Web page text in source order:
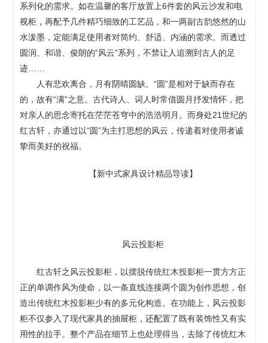
系列化的需求。如在温馨的客厅放置上6件套的风云沙发和电
视柜，再配予几件精巧细致的工艺品，和一两副古韵悠然的山
水泼墨，定能满足使用者对简约、舒适、内涵的需求。而透过
圆润、和谐、俊朗的“风云”系列，不禁让人追溯到古人的足
迹……
人有悲欢离合，月有阴晴圆缺。“圆”是相对于缺而存在
的，故有“满”之意。古代诗人、词人时常借圆月抒发情怀，把
对亲人的思念寄托在茫茫苍穹中的浩浩明月。而身处21世纪的
红古轩，亦通过以“圆”为主打思想的风云，传递着对使用者诚
挚而美好的祝福。
【新中式家具设计精品导读】
风云投影柜
红古轩之风云投影柜，以摆脱传统红木投影柜一贯方方正
正的单调作风为使命，以一条直线连接两个圆为创作思想，创
造出传统红木投影柜少有的多元化构造。在功能上，风云投影
柜不仅参入了现代家具的抽屉柜，还配置了既有装饰性又有实
用性的拉手。整个产品在细节上也处理得当，去除了传统红木